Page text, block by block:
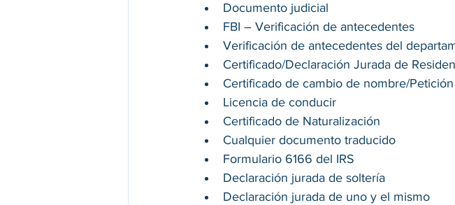
Documento judicial
FBI – Verificación de antecedentes
Verificación de antecedentes del
Certificado/Declaración Jurada de
Certificado de cambio de nombre/
Licencia de conducir
Certificado de Naturalización
Cualquier documento traducido
Formulario 6166 del IRS
Declaración jurada de soltería
Declaración jurada de uno y el mismo